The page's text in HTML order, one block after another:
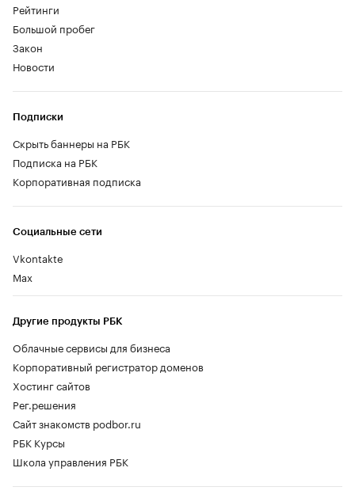
Рейтинги
Большой пробег
Закон
Новости
Социальные сети
Vkontakte
Max
Другие продукты РБК
Облачные сервисы для бизнеса
Корпоративный регистратор доменов
Хостинг сайтов
Рег.решения
Сайт знакомств podbor.ru
РБК Курсы
Школа управления РБК
Подписки
Скрыть баннеры на РБК
Подписка на РБК
Корпоративная подписка